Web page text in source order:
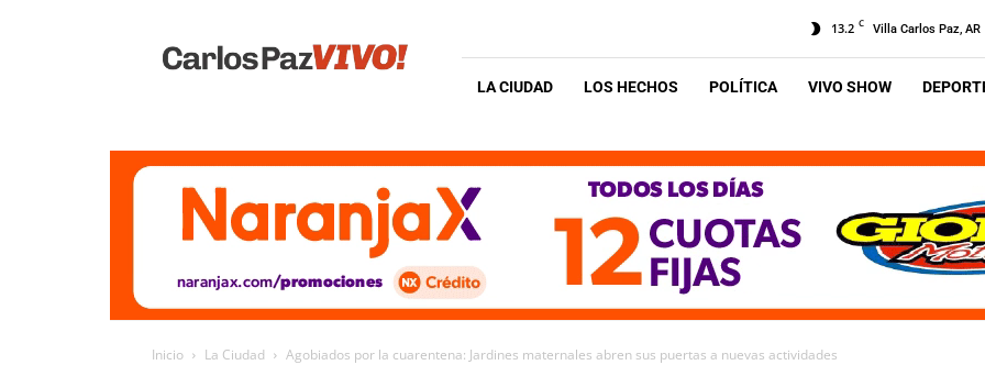
Vivo
13.2 C Villa Carlos Paz, AR
LA CIUDAD LOS HECHOS POLÍTICA VIVO SHOW
Inicio La Ciudad Agobiados por la cuarentena: Jardines maternales abren sus puertas a nuevas actividades